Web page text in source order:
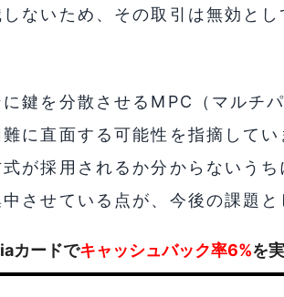
ないため、その取引は無効とし
鍵を分散させるMPC（マルチ
に直面する可能性を指摘して
が採用されるか分からないう
させている点が、今後の課題と
カードでキャッシュバック率6%を